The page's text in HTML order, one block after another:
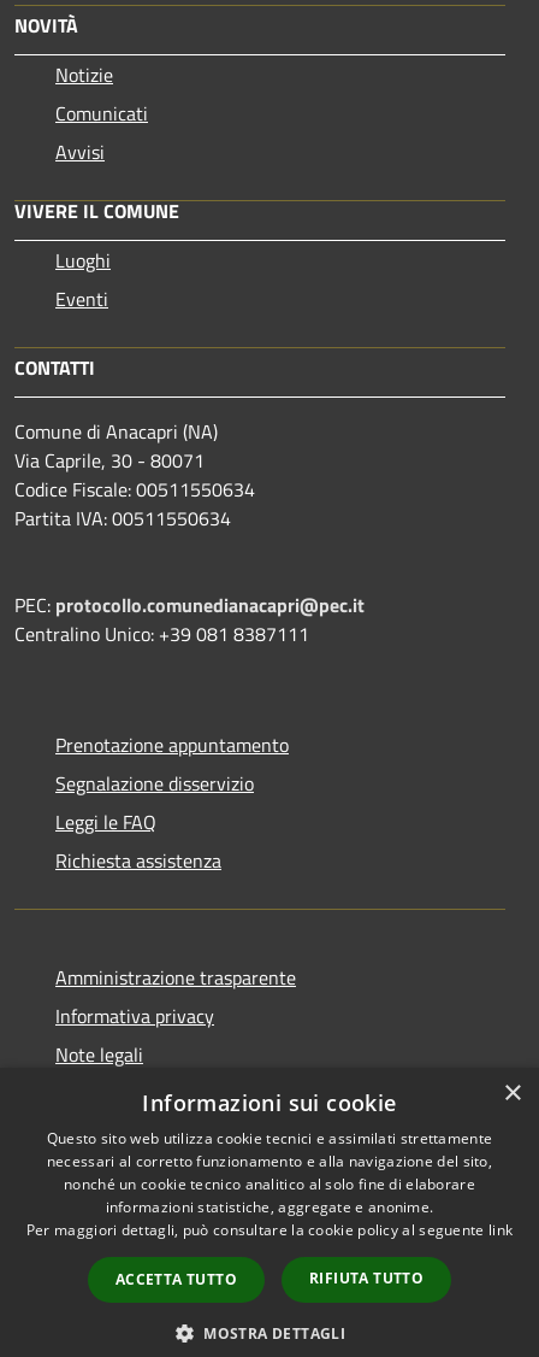
NOVITÀ
Notizie
Comunicati
Avvisi
VIVERE IL COMUNE
Luoghi
Eventi
CONTATTI
Comune di Anacapri (NA)
Via Caprile, 30 - 80071
Codice Fiscale: 00511550634
Partita IVA: 00511550634
PEC: protocollo.comunedianacapri@pec.it
Centralino Unico: +39 081 8387111
Prenotazione appuntamento
Segnalazione disservizio
Leggi le FAQ
Richiesta assistenza
Amministrazione trasparente
Informativa privacy
Note legali
Dichiarazione di accessibilità
Accessibilità
Copyright © 2026 • Comune di
Anacapri • Powered by
Municipium•
Accesso
redazione
×
Informazioni sui cookie
Questo sito web utilizza cookie tecnici e assimilati strettamente
necessari al corretto funzionamento e alla navigazione del sito,
nonché un cookie tecnico analitico al solo fine di elaborare
informazioni statistiche, aggregate e anonime.
Per maggiori dettagli, può consultare la cookie policy al seguente link
ACCETTA TUTTO RIFIUTA TUTTO
MOSTRA DETTAGLI